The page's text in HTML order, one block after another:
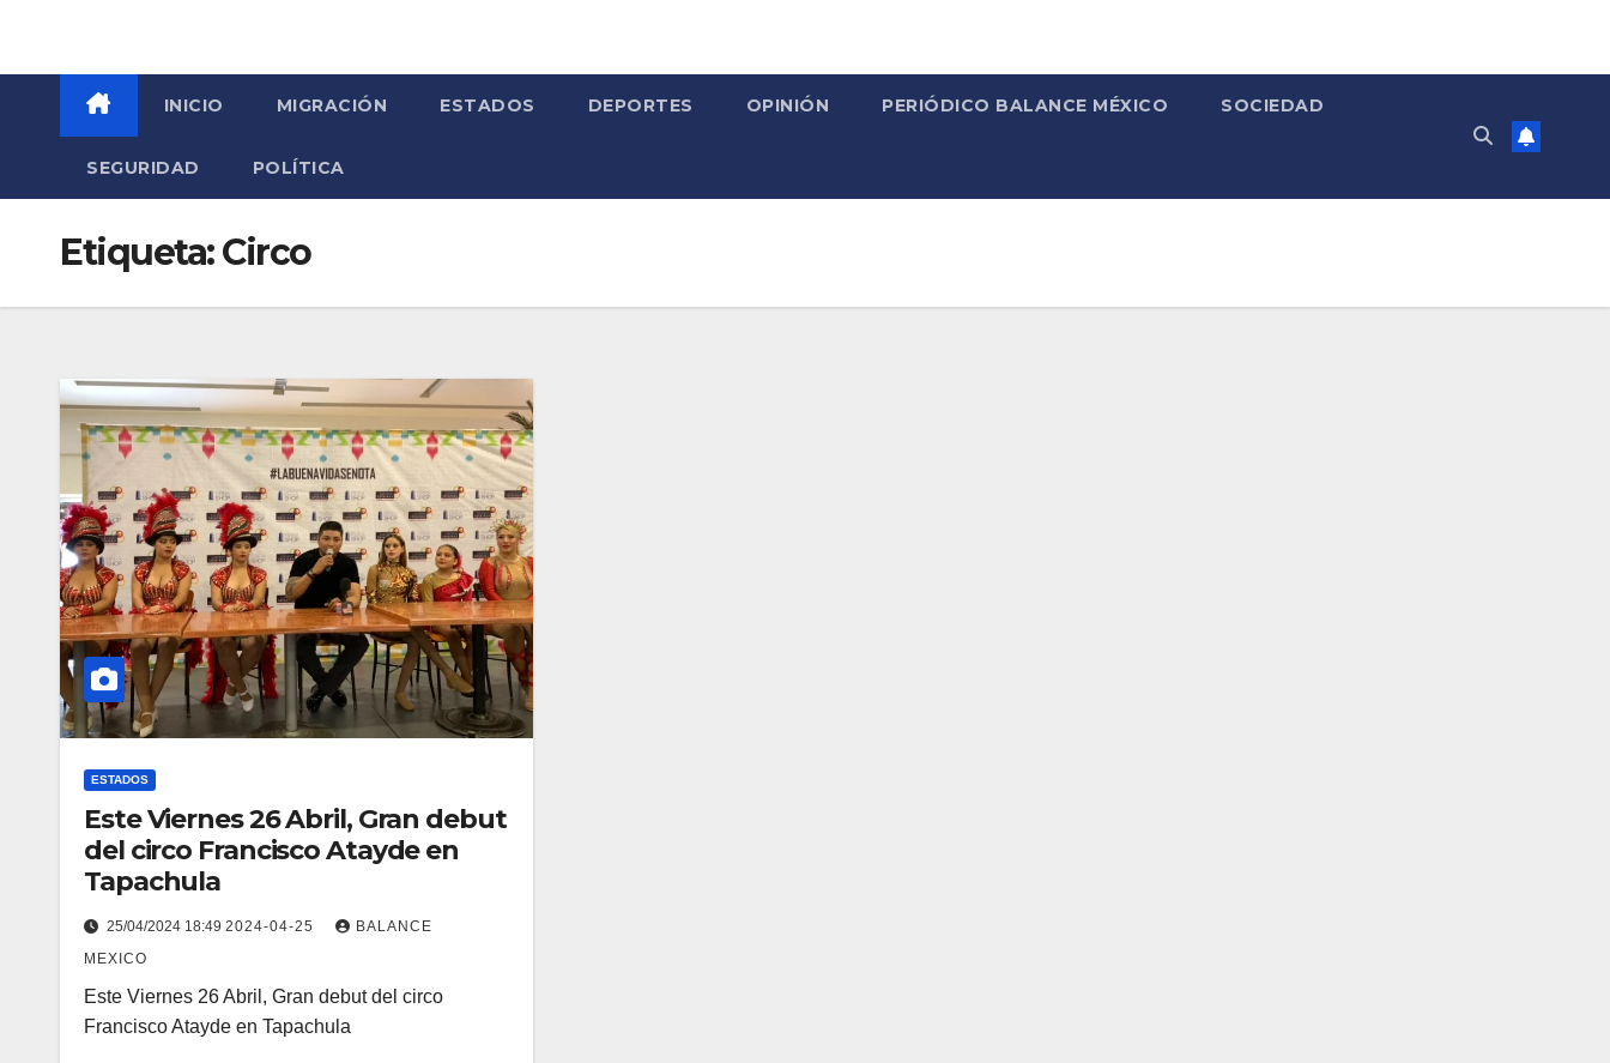
INICIO MIGRACIÓN ESTADOS DEPORTES OPINIÓN PERIÓDICO BALANCE MÉXICO SOCIEDAD
SEGURIDAD POLÍTICA
Etiqueta:Circo
ESTADOS
Este Viernes 26 Abril, Gran debut
del circo Francisco Atayde en
Tapachula
25/04/2024 18:49 2024-04-25
BALANCE
MEXICO
Este Viernes 26 Abril, Gran debut del circo
Francisco Atayde en Tapachula